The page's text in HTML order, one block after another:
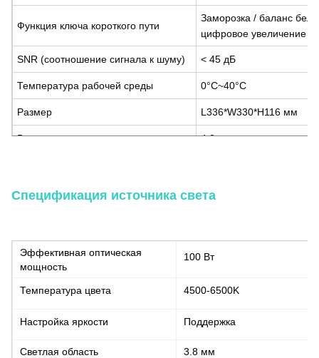
Функция ключа короткого пути
Заморозка / баланс
цифровое увеличение
SNR (соотношение сигнала к шуму) < 45 дБ
Температура рабочей среды 0°C~40°C
Размер L336*W330*H116 мм
Вес 4.2 кг
Спецификация источника света
Эффективная оптическая
мощность
100 Вт
Температура цвета 4500-6500K
Настройка яркости Поддержка
Светлая область 3.8 мм